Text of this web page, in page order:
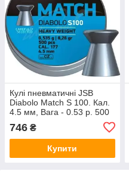
Кулі пневматичні JSB
Diabolo Match S 100. Кал.
4.5 мм, Вага - 0.53 р. 500
746 ₴
Купити